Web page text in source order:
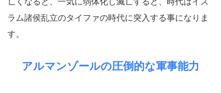
ラム諸侯乱立のタイファの時代に突入する事になりま
す。
アルマンゾールの圧倒的な軍事能力